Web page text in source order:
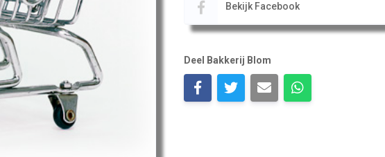
Bekijk Facebook
Deel Bakkerij Blom